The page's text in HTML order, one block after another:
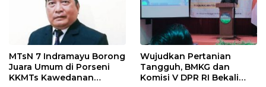
MTsN 7 Indramayu Borong
Juara Umum di Porseni
KKMTs Kawedanan
Wujudkan Pertanian
Tangguh, BMKG dan
Komisi V DPR RI Bekali